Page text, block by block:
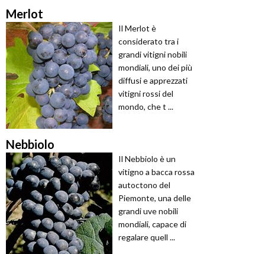
Merlot
Il Merlot è
considerato tra i
grandi vitigni nobili
mondiali, uno dei più
diffusi e apprezzati
vitigni rossi del
mondo, che t ...
Nebbiolo
Il Nebbiolo è un
vitigno a bacca rossa
autoctono del
Piemonte, una delle
grandi uve nobili
mondiali, capace di
regalare quell ...